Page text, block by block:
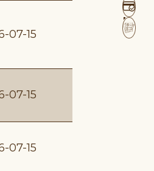
07-15
07-15
07-15